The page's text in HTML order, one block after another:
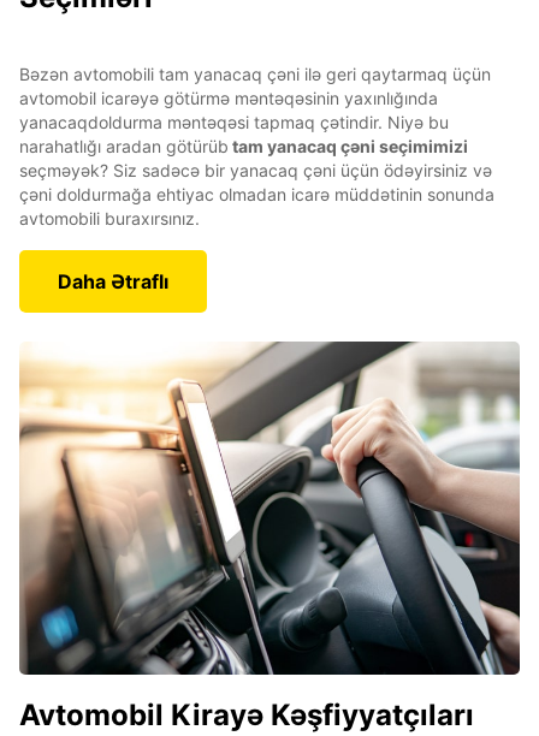
Bəzən avtomobili tam yanacaq çəni ilə geri qaytarmaq üçün
avtomobil icarəyə götürmə məntəqəsinin yaxınlığında
yanacaqdoldurma məntəqəsi tapmaq çətindir. Niyə bu
narahatlığı aradan götürüb tam yanacaq çəni seçimimizi
seçməyək? Siz sadəcə bir yanacaq çəni üçün ödəyirsiniz və
çəni doldurmağa ehtiyac olmadan icarə müddətinin sonunda
avtomobili buraxırsınız.
Daha Ətraflı
Avtomobil Kirayə Kəşfiyyatçıları